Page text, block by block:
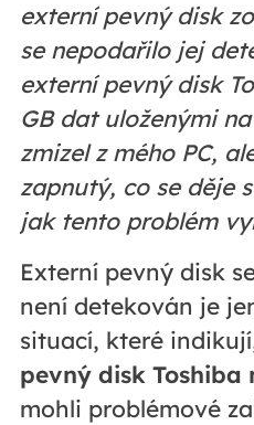
externí pevný disk
se nepodařilo jej
externí pevný disk
GB dat uloženými
zmizel z mého PC,
zapnutý, co se děje
jak tento problém
Externí pevný disk
není detekován je
situací, které
pevný disk Toshiba
mohli problémové